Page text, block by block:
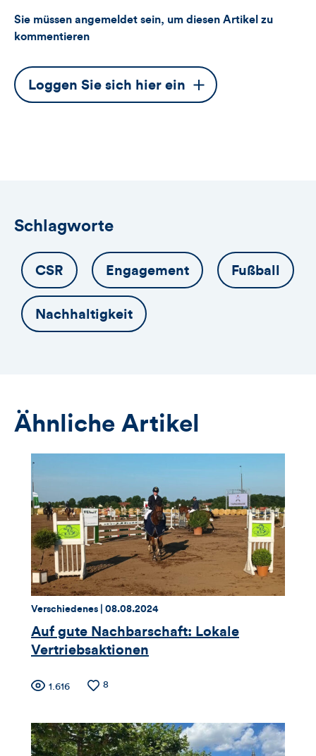
Sie müssen angemeldet sein, um diesen Artikel zu
kommentieren
Dieser
Button
Loggen Sie sich hier ein
Schlagworte
CSR Engagement Fußball
Nachhaltigkeit
Ähnliche Artikel
Thema:
Verschiedenes | Datum:
08.08.2024
Auf gute Nachbarschaft: Lokale
Vertriebsaktionen
Zähler
für
Views,
Anzahl
1.616
Anzahl
8